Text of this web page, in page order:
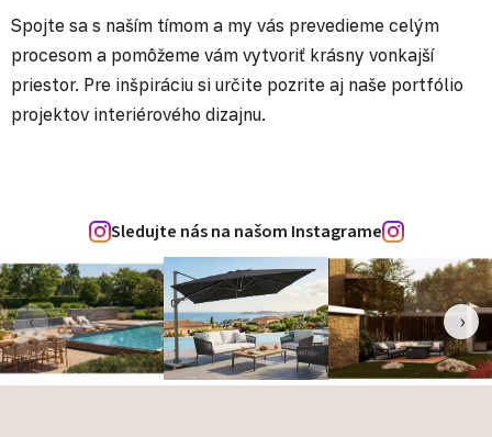
Spojte sa s naším tímom a my vás prevedieme celým
procesom a pomôžeme vám vytvoriť krásny vonkajší
priestor. Pre inšpiráciu si určite pozrite aj naše portfólio
projektov interiérového dizajnu.
Sledujte nás na našom Instagrame
‹ ›